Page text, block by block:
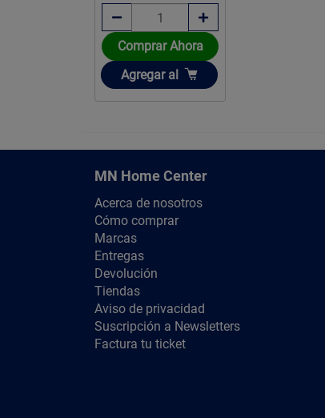
Comprar Ahora
Añadir
Agregar al
MN Home Center
Acerca de nosotros
Cómo comprar
Marcas
Entregas
Devolución
Tiendas
Aviso de privacidad
Suscripción a Newsletters
Factura tu ticket